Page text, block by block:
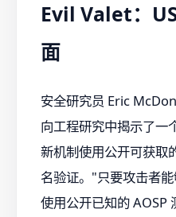
Evil Valet：
面
安全研究员 Eric
向工程研究中揭示了一
新机制使用公开可获取
名验证。"只要攻击者
使用公开已知的 AOSP